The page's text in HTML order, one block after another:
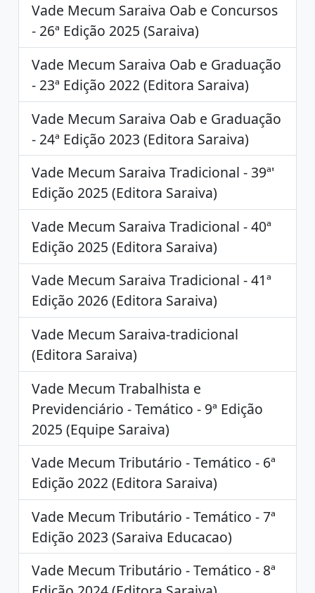
Vade Mecum Saraiva Oab e Concursos
- 26ª Edição 2025 (Saraiva)
Vade Mecum Saraiva Oab e Graduação
- 23ª Edição 2022 (Editora Saraiva)
Vade Mecum Saraiva Oab e Graduação
- 24ª Edição 2023 (Editora Saraiva)
Vade Mecum Saraiva Tradicional - 39ª'
Edição 2025 (Editora Saraiva)
Vade Mecum Saraiva Tradicional - 40ª
Edição 2025 (Editora Saraiva)
Vade Mecum Saraiva Tradicional - 41ª
Edição 2026 (Editora Saraiva)
Vade Mecum Saraiva-tradicional
(Editora Saraiva)
Vade Mecum Trabalhista e
Previdenciário - Temático - 9ª Edição
2025 (Equipe Saraiva)
Vade Mecum Tributário - Temático - 6ª
Edição 2022 (Editora Saraiva)
Vade Mecum Tributário - Temático - 7ª
Edição 2023 (Saraiva Educacao)
Vade Mecum Tributário - Temático - 8ª